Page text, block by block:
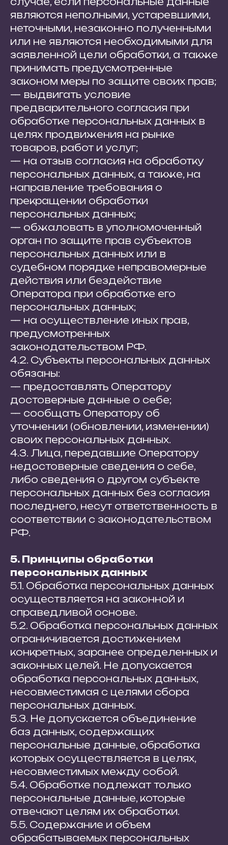
являются неполными, устаревшими,
неточными, незаконно полученными
или не являются необходимыми для
заявленной цели обработки, а также
принимать предусмотренные
законом меры по защите своих прав;
— выдвигать условие
предварительного согласия при
обработке персональных данных в
целях продвижения на рынке
товаров, работ и услуг;
— на отзыв согласия на обработку
персональных данных, а также, на
направление требования о
прекращении обработки
персональных данных;
— обжаловать в уполномоченный
орган по защите прав субъектов
персональных данных или в
судебном порядке неправомерные
действия или бездействие
Оператора при обработке его
персональных данных;
— на осуществление иных прав,
предусмотренных
законодательством РФ.
4.2. Субъекты персональных данных
обязаны:
— предоставлять Оператору
достоверные данные о себе;
— сообщать Оператору об
уточнении (обновлении, изменении)
своих персональных данных.
4.3. Лица, передавшие Оператору
недостоверные сведения о себе,
либо сведения о другом субъекте
персональных данных без согласия
последнего, несут ответственность в
соответствии с законодательством
РФ.
5. Принципы обработки
персональных данных
5.1. Обработка персональных данных
осуществляется на законной и
справедливой основе.
5.2. Обработка персональных данных
ограничивается достижением
конкретных, заранее определенных и
законных целей. Не допускается
обработка персональных данных,
несовместимая с целями сбора
персональных данных.
5.3. Не допускается объединение
баз данных, содержащих
персональные данные, обработка
которых осуществляется в целях,
несовместимых между собой.
5.4. Обработке подлежат только
персональные данные, которые
отвечают целям их обработки.
5.5. Содержание и объем
обрабатываемых персональных